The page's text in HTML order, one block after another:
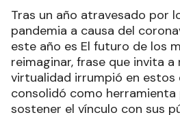
Tras un año atravesado por
pandemia a causa del
este año es El futuro de los
reimaginar, frase que invita
virtualidad irrumpió en estos
consolidó como herramienta
sostener el vínculo con sus